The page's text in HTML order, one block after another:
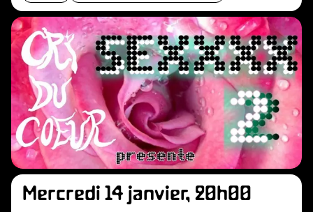
Mercredi 14 janvier, 20h00